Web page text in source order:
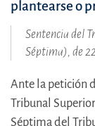
plantearse o
Sentencia del
Séptima), de
Ante la petición
Tribunal
Séptima del